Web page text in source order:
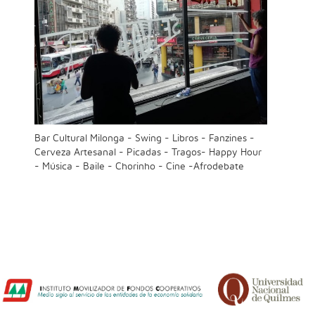
Bar Cultural Milonga - Swing - Libros - Fanzines -
Cerveza Artesanal - Picadas - Tragos- Happy Hour
- Música - Baile - Chorinho - Cine -Afrodebate